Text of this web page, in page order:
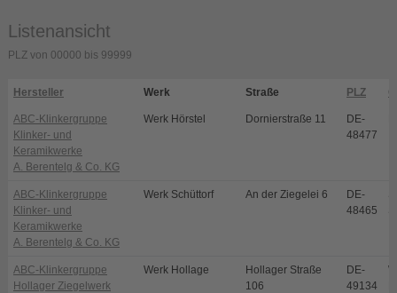
Listenansicht
PLZ von 00000 bis 99999
Hersteller Werk Straße PLZ
ABC-Klinkergruppe
Klinker- und
Keramikwerke
A. Berentelg & Co. KG
Werk Hörstel Dornierstraße 11
DE-
48477
ABC-Klinkergruppe
Klinker- und
Keramikwerke
A. Berentelg & Co. KG
Werk Schüttorf An der Ziegelei 6
DE-
48465
ABC-Klinkergruppe
Hollager Ziegelwerk
Werk Hollage
Hollager Straße
106
DE-
49134